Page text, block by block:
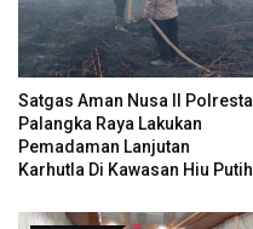
Satgas Aman Nusa II Polresta
Palangka Raya Lakukan
Pemadaman Lanjutan
Karhutla Di Kawasan Hiu Putih